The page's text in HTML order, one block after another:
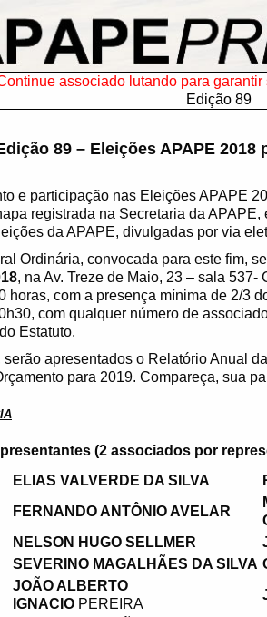
associado lutando para
Edição 89
89 – Eleições APAPE 2018
e participação nas Eleições APAPE
registrada na Secretaria da
da APAPE, divulgadas por via
Ordinária, convocada para este fim,
, na Av. Treze de Maio, 23 – sala
horas, com a presença mínima de 2/3
com qualquer número de
Estatuto.
apresentados o Relatório Anual
para 2019. Compareça, sua
(2 associados por
ELIAS VALVERDE DA SILVA
FERNANDO ANTÔNIO AVELAR
NELSON HUGO SELLMER
SEVERINO MAGALHÃES DA SILVA
JOÃO ALBERTO
IGNACIO PEREIRA